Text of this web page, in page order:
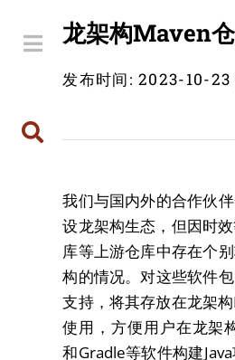
龙架构Maven
发布时间: 2023-10-23
我们与国内外的合作伙
设龙架构生态，但因时
库等上游仓库中存在个
构的情况。对这些软件
支持，将其存放在龙架
使用，方便用户在龙架
和Gradle等软件构建